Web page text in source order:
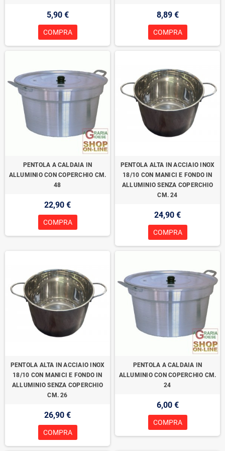
5,90 €
COMPRA
8,89 €
COMPRA
PENTOLA A CALDAIA IN
ALLUMINIO CON COPERCHIO CM.
48
22,90 €
COMPRA
PENTOLA ALTA IN ACCIAIO INOX
18/10 CON MANICI E FONDO IN
ALLUMINIO SENZA COPERCHIO
CM. 24
24,90 €
COMPRA
PENTOLA ALTA IN ACCIAIO INOX
18/10 CON MANICI E FONDO IN
ALLUMINIO SENZA COPERCHIO
CM. 26
26,90 €
COMPRA
PENTOLA A CALDAIA IN
ALLUMINIO CON COPERCHIO CM.
24
6,00 €
COMPRA